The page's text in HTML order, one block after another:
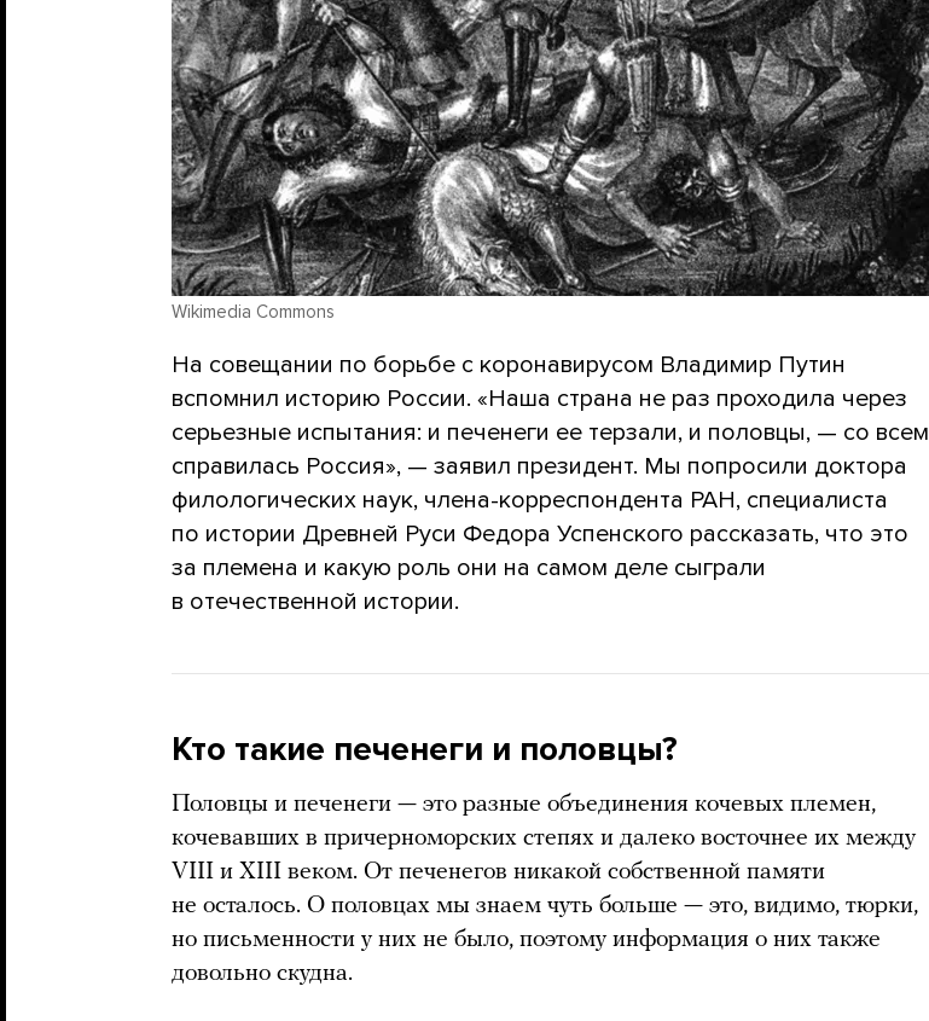
Wikimedia Commons
На совещании по борьбе с коронавирусом Владимир Путин
вспомнил историю России. «Наша страна не раз проходила через
серьезные испытания: и печенеги ее терзали, и половцы, — со всем
справилась Россия», — заявил президент. Мы попросили доктора
филологических наук, члена-корреспондента РАН, специалиста
по истории Древней Руси Федора Успенского рассказать, что это
за племена и какую роль они на самом деле сыграли
в отечественной истории.
Кто такие печенеги и половцы?
Половцы и печенеги — это разные объединения кочевых племен,
кочевавших в причерноморских степях и далеко восточнее их между
VIII и XIII веком. От печенегов никакой собственной памяти
не осталось. О половцах мы знаем чуть больше — это, видимо, тюрки,
но письменности у них не было, поэтому информация о них также
довольно скудна.